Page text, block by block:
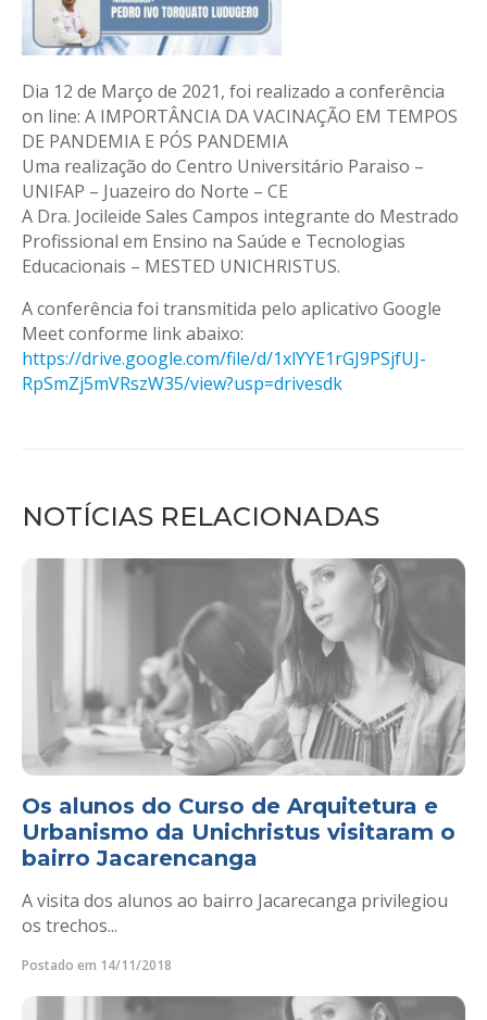
Dia 12 de Março de 2021, foi realizado a conferência
on line: A IMPORTÂNCIA DA VACINAÇÃO EM TEMPOS
DE PANDEMIA E PÓS PANDEMIA
Uma realização do Centro Universitário Paraiso –
UNIFAP – Juazeiro do Norte – CE
A Dra. Jocileide Sales Campos integrante do Mestrado
Profissional em Ensino na Saúde e Tecnologias
Educacionais – MESTED UNICHRISTUS.
A conferência foi transmitida pelo aplicativo Google
Meet conforme link abaixo:
https://drive.google.com/file/d/1xlYYE1rGJ9PSjfUJ-
RpSmZj5mVRszW35/view?usp=drivesdk
NOTÍCIAS RELACIONADAS
Os alunos do Curso de Arquitetura e
Urbanismo da Unichristus visitaram o
bairro Jacarencanga
A visita dos alunos ao bairro Jacarecanga privilegiou
os trechos...
Postado em 14/11/2018